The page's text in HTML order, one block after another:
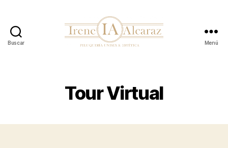
Buscar
Peluqueria
Unisex
Menú
Tour Virtual